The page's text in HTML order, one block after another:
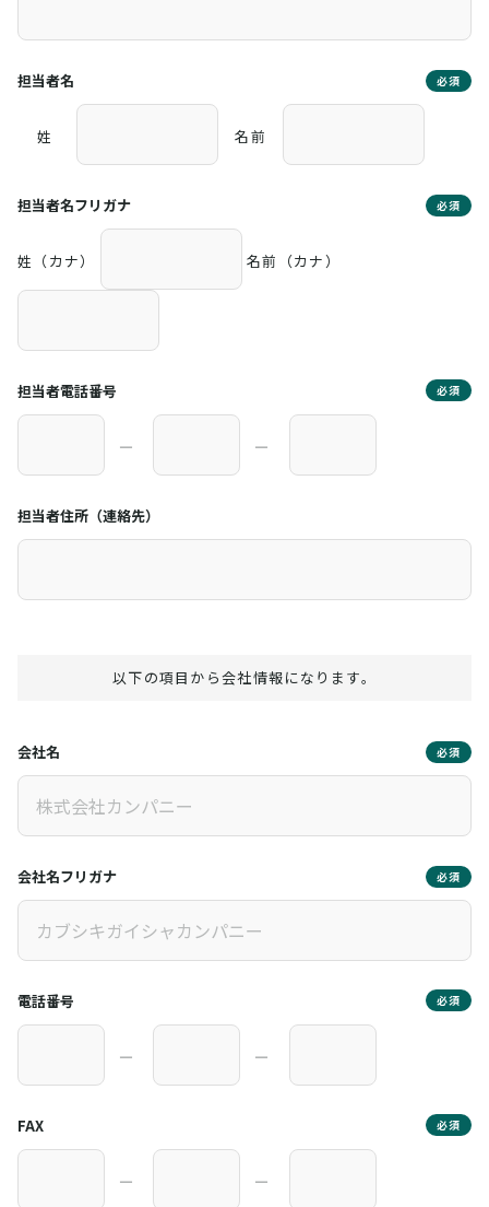
担当者名 必須
姓 名前
担当者名フリガナ 必須
姓（カナ） 名前（カナ）
担当者電話番号 必須
― ―
担当者住所（連絡先）
以下の項目から会社情報になります。
会社名 必須
会社名フリガナ 必須
電話番号 必須
― ―
FAX 必須
― ―